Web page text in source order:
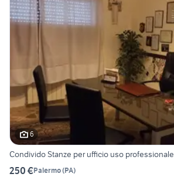
6
Condivido Stanze per ufficio uso professionale
250 €Palermo(PA)